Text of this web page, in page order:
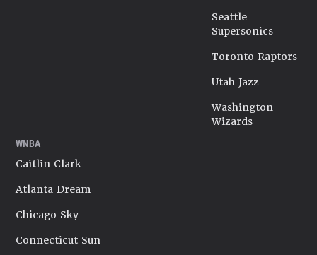
Seattle
Supersonics
Toronto Raptors
Utah Jazz
Washington
Wizards
WNBA
Caitlin Clark
Atlanta Dream
Chicago Sky
Connecticut Sun